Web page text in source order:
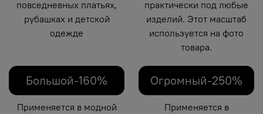
повседневных платьях,
рубашках и детской
одежде
практически под любые
изделий. Этот масштаб
используется на фото
товара.
Большой-160%
Применяется в модной
Огромный-250%
Применяется в